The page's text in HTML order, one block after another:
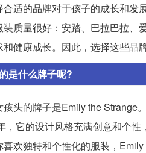
合适的品牌对于孩子的成长和
质量很好：安踏、巴拉巴拉
健康成长。因此，选择这些品
是什么牌子呢?
头的牌子是Emily the
，它的设计风格充满创意和个
欢独特和个性化的服装，